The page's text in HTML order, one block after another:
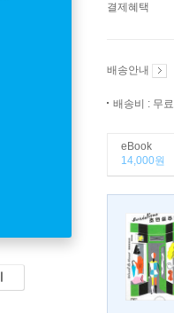
결제혜택
배송안내
배송비 : 무료
eBook
14,000원